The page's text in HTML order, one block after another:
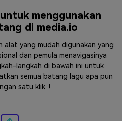
menggunakan
di media.io
alat yang mudah digunakan yang
dan pemula menavigasinya
langkah di bawah ini untuk
semua batang lagu apa pun
satu klik. !